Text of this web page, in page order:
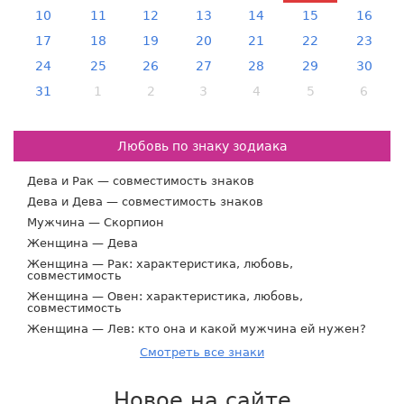
10 11 12 13 14 15
16
17
18 19 20 21 22
23
24
25 26 27 28 29
30
31
1 2 3 4 5 6
Любовь по знаку зодиака
Дева и Рак — совместимость знаков
Дева и Дева — совместимость знаков
Мужчина — Скорпион
Женщина — Дева
Женщина — Рак: характеристика, любовь,
совместимость
Женщина — Овен: характеристика, любовь,
совместимость
Женщина — Лев: кто она и какой мужчина ей нужен?
Смотреть все знаки